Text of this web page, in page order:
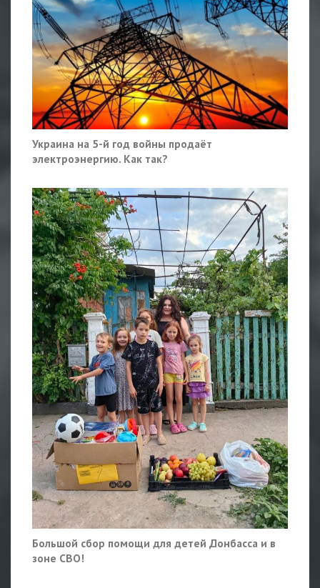
Украина на 5-й год войны продаёт
электроэнергию. Как так?
Большой сбор помощи для детей Донбасса и в
зоне СВО!